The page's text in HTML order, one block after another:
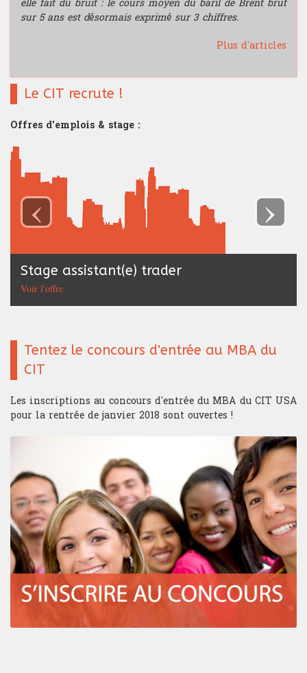
Bourse de recherche
sur 5 ans est désormais exprimé sur 3 chiffres.
Plus d'articles
Le CIT recrute !
Offres d'emplois & stage :
Stage assistant(e) trader
Voir l'offre
‹ ›
Tentez le concours d'entrée au MBA du
CIT
Les inscriptions au concours d'entrée du MBA du CIT USA
pour la rentrée de janvier 2018 sont ouvertes !